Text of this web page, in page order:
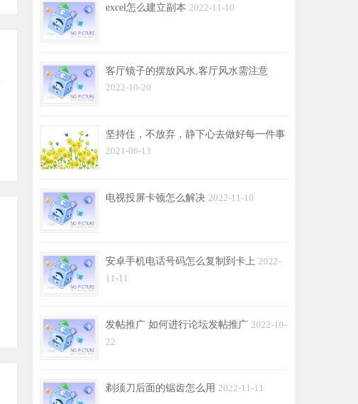
excel怎么建立副本 2022-11-10
客厅镜子的摆放风水,客厅风水需注意
2022-10-20
坚持住，不放弃，静下心去做好每一件事
2021-06-13
电视投屏卡顿怎么解决 2022-11-10
安卓手机电话号码怎么复制到卡上 2022-
11-11
发帖推广 如何进行论坛发帖推广 2022-10-
22
剃须刀后面的锯齿怎么用 2022-11-11